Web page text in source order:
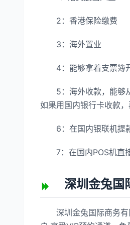
2：香港保险缴费
3：海外置业
4：能够拿着支票簿
5：海外收款，能够从
如果用国内银行卡收款
6：在国内银联机提款
7：在国内POS机直接
深圳金兔国际
深圳金兔国际商务有